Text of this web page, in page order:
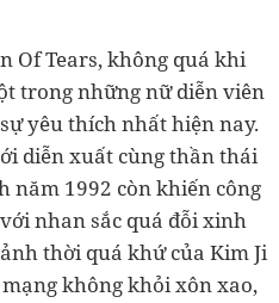
Of Tears, không quá khi
trong những nữ diễn viên
yêu thích nhất hiện nay.
diễn xuất cùng thần thái
năm 1992 còn khiến công
nhan sắc quá đỗi xinh
thời quá khứ của Kim Ji
không khỏi xôn xao,